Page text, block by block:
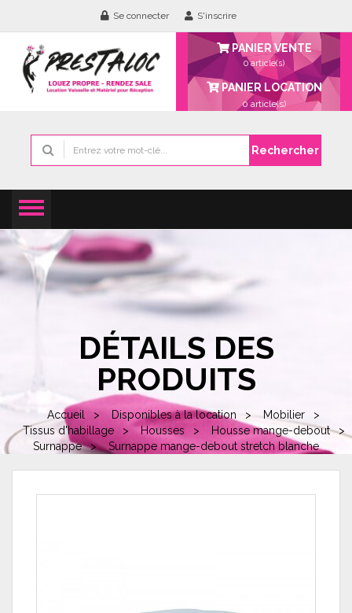
Se connecter S'inscrire
PANIER VENTE
0 article(s)
PANIER LOCATION
0 article(s)
Rechercher
DÉTAILS DES
PRODUITS
Accueil Disponibles à la location
Mobilier
Tissus d'habillage
Housses
Housse mange-debout
Surnappe
Surnappe mange-debout stretch blanche